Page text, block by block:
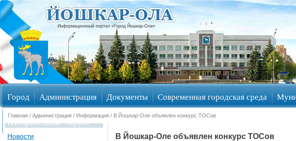
Информационный портал «Город Йошкар-Ола»
Город Администрация Документы Современная городская среда
Избирательные округа
Главная / Администрация / Информация / В Йошкар-Оле объявлен конкурс ТОСов
Новости В Йошкар-Оле объявлен конкурс ТОСов